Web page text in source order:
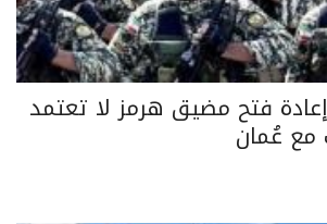
فتح مضيق هرمز لا تعتمد
مع عُمان